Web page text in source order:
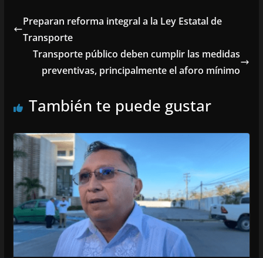
Preparan reforma integral a la Ley Estatal de
Transporte
Transporte público deben cumplir las medidas
preventivas, principalmente el aforo mínimo
También te puede gustar